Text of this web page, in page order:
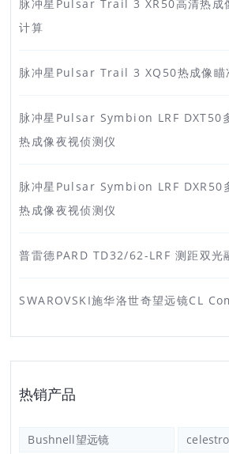
脉冲星Pulsar Trail 3 XR50高清热成
计算
脉冲星Pulsar Trail 3 XQ50热成像瞄
脉冲星Pulsar Symbion LRF DXT50
热成像夜视侦测仪
脉冲星Pulsar Symbion LRF DXR50
热成像夜视侦测仪
普雷德PARD TD32/62-LRF 测距双光
SWAROVSKI施华洛世奇望远镜CL
热销产品
Bushnell望远镜